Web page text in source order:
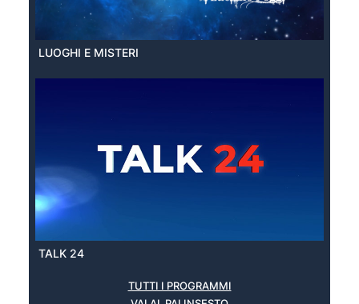
LUOGHI E MISTERI
TALK 24
TUTTI I PROGRAMMI